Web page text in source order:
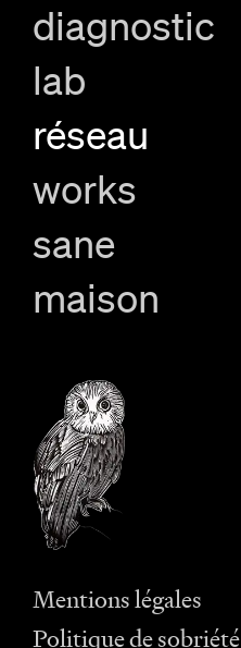
diagnostic
lab
réseau
works
sane
maison
Mentions légales
Politique de sobriété